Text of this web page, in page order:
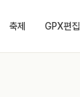
축제 GPX편집